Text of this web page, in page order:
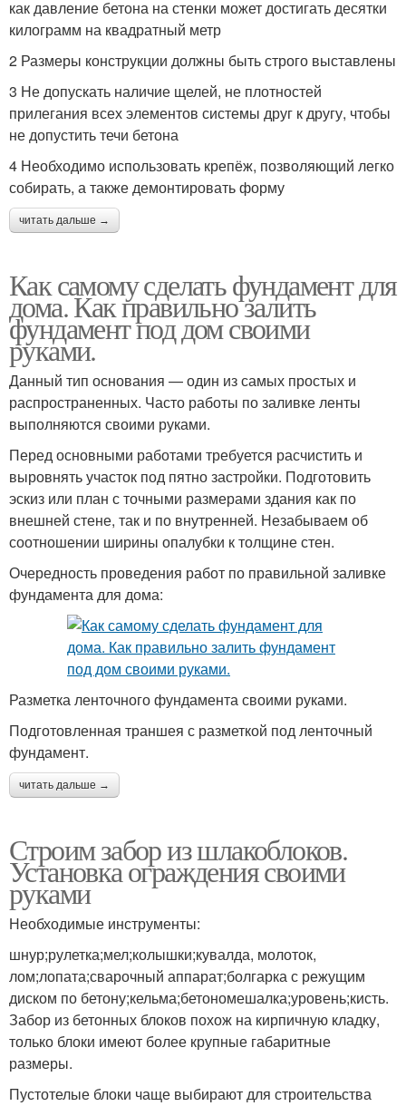
как давление бетона на стенки может достигать десятки
килограмм на квадратный метр
2 Размеры конструкции должны быть строго выставлены
3 Не допускать наличие щелей, не плотностей
прилегания всех элементов системы друг к другу, чтобы
не допустить течи бетона
4 Необходимо использовать крепёж, позволяющий легко
собирать, а также демонтировать форму
читать дальше →
Как самому сделать фундамент для
дома. Как правильно залить
фундамент под дом своими
руками.
Данный тип основания — один из самых простых и
распространенных. Часто работы по заливке ленты
выполняются своими руками.
Перед основными работами требуется расчистить и
выровнять участок под пятно застройки. Подготовить
эскиз или план с точными размерами здания как по
внешней стене, так и по внутренней. Незабываем об
соотношении ширины опалубки к толщине стен.
Очередность проведения работ по правильной заливке
фундамента для дома:
Разметка ленточного фундамента своими руками.
Подготовленная траншея с разметкой под ленточный
фундамент.
читать дальше →
Строим забор из шлакоблоков.
Установка ограждения своими
руками
Необходимые инструменты:
шнур;рулетка;мел;колышки;кувалда, молоток,
лом;лопата;сварочный аппарат;болгарка с режущим
диском по бетону;кельма;бетономешалка;уровень;кисть.
Забор из бетонных блоков похож на кирпичную кладку,
только блоки имеют более крупные габаритные
размеры.
Пустотелые блоки чаще выбирают для строительства